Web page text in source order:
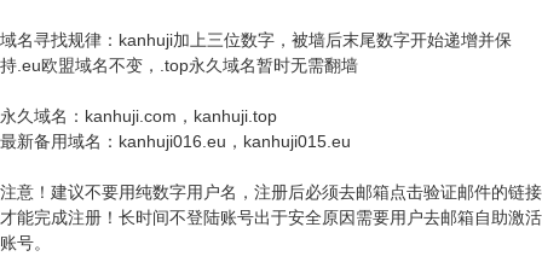
域名寻找规律：kanhuji加上三位数字，被墙后末尾数字开始递增并保
持.eu欧盟域名不变，.top永久域名暂时无需翻墙
永久域名：kanhuji.com，kanhuji.top
最新备用域名：kanhuji016.eu，kanhuji015.eu
注意！建议不要用纯数字用户名，注册后必须去邮箱点击验证邮件的链接
才能完成注册！长时间不登陆账号出于安全原因需要用户去邮箱自助激活
账号。